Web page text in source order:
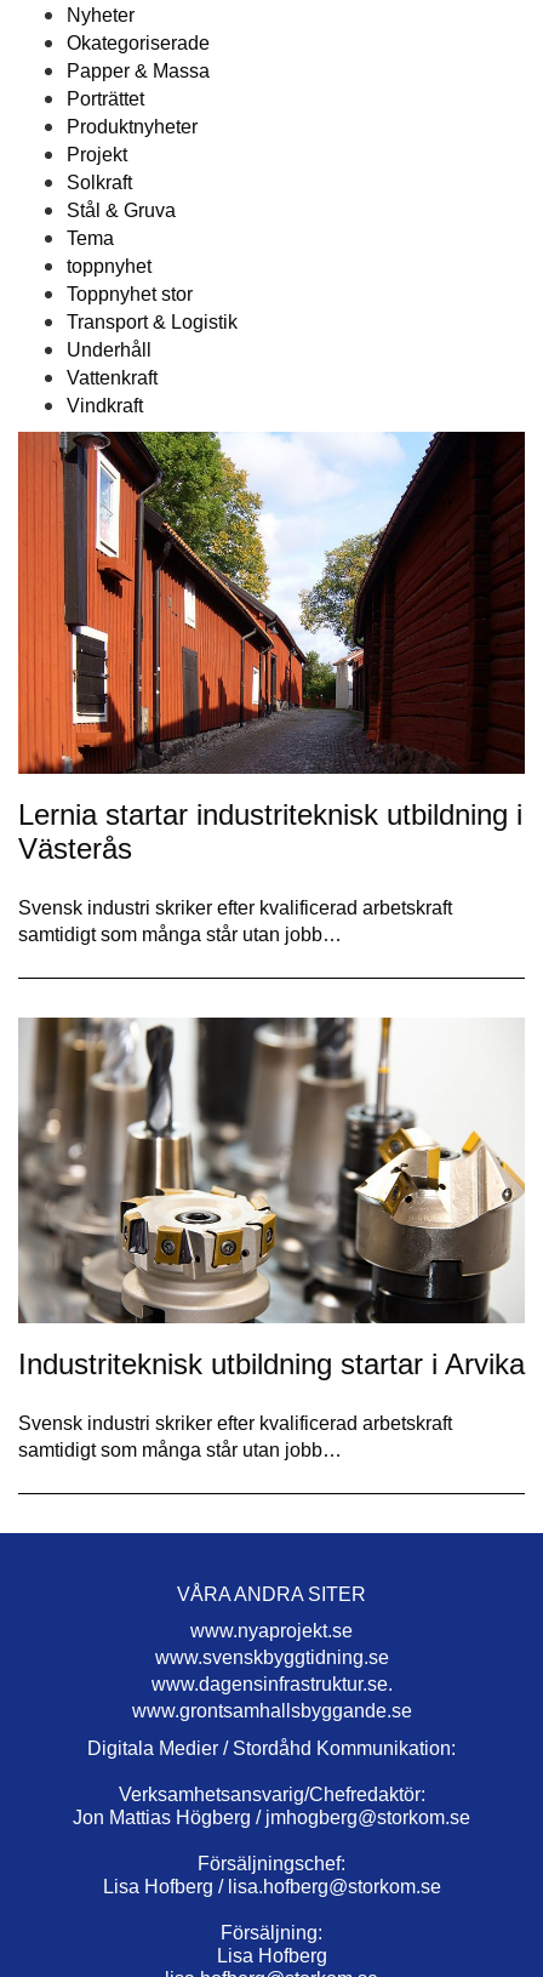
Nyheter
Okategoriserade
Papper & Massa
Porträttet
Produktnyheter
Projekt
Solkraft
Stål & Gruva
Tema
toppnyhet
Toppnyhet stor
Transport & Logistik
Underhåll
Vattenkraft
Vindkraft
Lernia startar industriteknisk utbildning i
Västerås
Svensk industri skriker efter kvalificerad arbetskraft
samtidigt som många står utan jobb…
Industriteknisk utbildning startar i Arvika
Svensk industri skriker efter kvalificerad arbetskraft
samtidigt som många står utan jobb…
VÅRA ANDRA SITER
www.nyaprojekt.se
www.svenskbyggtidning.se
www.dagensinfrastruktur.se.
www.grontsamhallsbyggande.se
Digitala Medier / Stordåhd Kommunikation:
Verksamhetsansvarig/Chefredaktör:
Jon Mattias Högberg / jmhogberg@storkom.se
Försäljningschef:
Lisa Hofberg / lisa.hofberg@storkom.se
Försäljning:
Lisa Hofberg